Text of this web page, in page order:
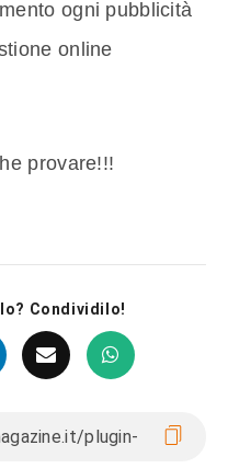
ogni pubblicità
online
provare!!!
Condividilo!